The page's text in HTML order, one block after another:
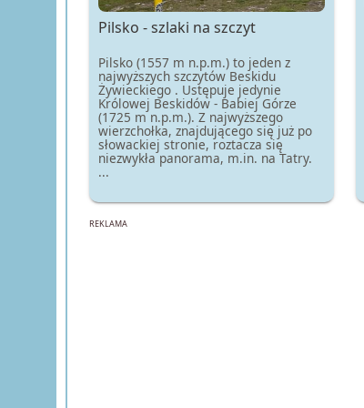
Pilsko - szlaki na szczyt
Pilsko (1557 m n.p.m.) to jeden z
najwyższych szczytów Beskidu
Żywieckiego . Ustępuje jedynie
Królowej Beskidów - Babiej Górze
(1725 m n.p.m.). Z najwyższego
wierzchołka, znajdującego się już po
słowackiej stronie, roztacza się
niezwykła panorama, m.in. na Tatry.
...
REKLAMA